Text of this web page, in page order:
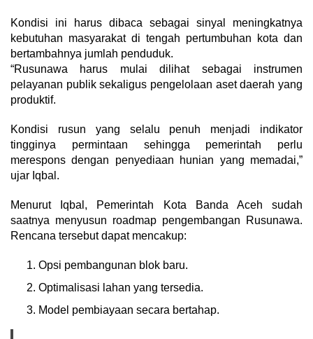
Kondisi ini harus dibaca sebagai sinyal meningkatnya
kebutuhan masyarakat di tengah pertumbuhan kota dan
bertambahnya jumlah penduduk.
“Rusunawa harus mulai dilihat sebagai instrumen
pelayanan publik sekaligus pengelolaan aset daerah yang
produktif.
Kondisi rusun yang selalu penuh menjadi indikator
tingginya permintaan sehingga pemerintah perlu
merespons dengan penyediaan hunian yang memadai,”
ujar Iqbal.
Menurut Iqbal, Pemerintah Kota Banda Aceh sudah
saatnya menyusun roadmap pengembangan Rusunawa.
Rencana tersebut dapat mencakup:
Opsi pembangunan blok baru.
Optimalisasi lahan yang tersedia.
Model pembiayaan secara bertahap.